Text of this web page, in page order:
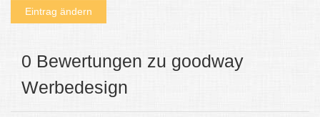
Eintrag ändern
0 Bewertungen zu goodway
Werbedesign